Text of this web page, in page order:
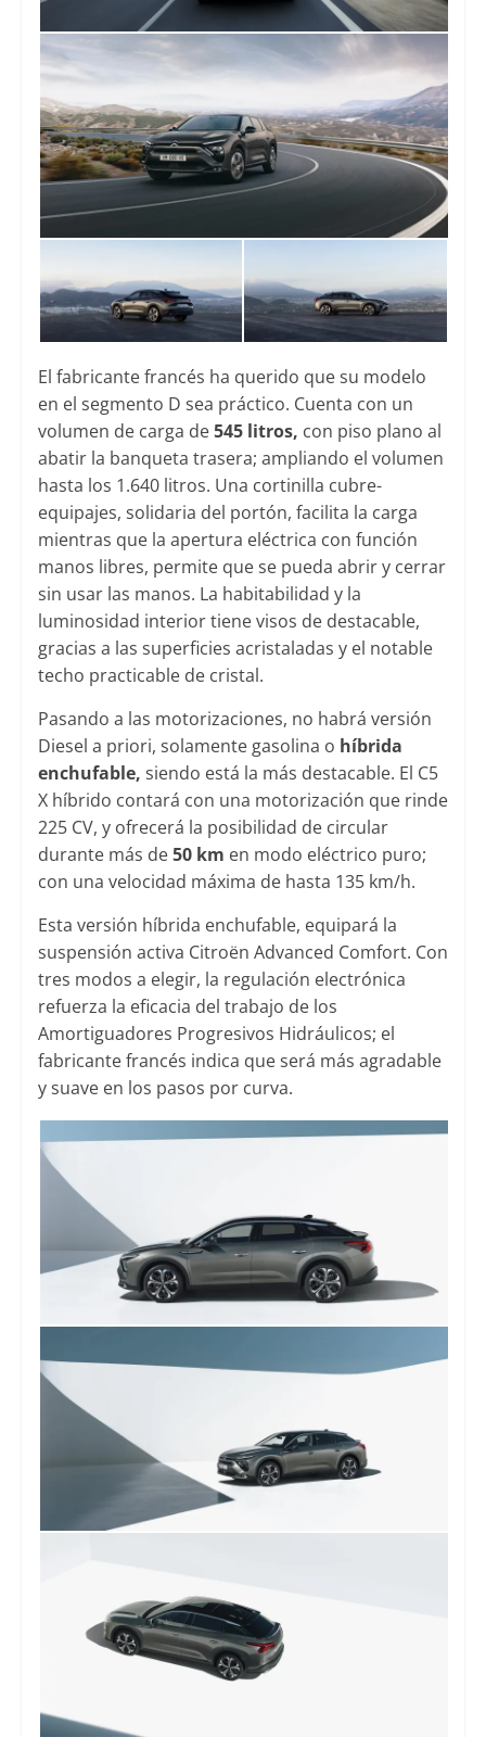
El fabricante francés ha querido que su modelo
en el segmento D sea práctico. Cuenta con un
volumen de carga de545 litros, con piso plano al
abatir la banqueta trasera; ampliando el volumen
hasta los 1.640 litros. Una cortinilla cubre-
equipajes, solidaria del portón, facilita la carga
mientras que la apertura eléctrica con función
manos libres, permite que se pueda abrir y cerrar
sin usar las manos. La habitabilidad y la
luminosidad interior tiene visos de destacable,
gracias a las superficies acristaladas y el notable
techo practicable de cristal.
Pasando a las motorizaciones, no habrá versión
Diesel a priori, solamente gasolina o híbrida
enchufable, siendo está la más destacable. El C5
X híbrido contará con una motorización que rinde
225 CV, y ofrecerá la posibilidad de circular
durante más de50 km en modo eléctrico puro;
con una velocidad máxima de hasta 135 km/h.
Esta versión híbrida enchufable, equipará la
suspensión activa Citroën Advanced Comfort. Con
tres modos a elegir, la regulación electrónica
refuerza la eficacia del trabajo de los
Amortiguadores Progresivos Hidráulicos; el
fabricante francés indica que será más agradable
y suave en los pasos por curva.